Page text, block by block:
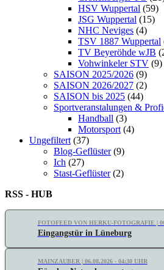
HSV Wuppertal (59)
JSG Wuppertal (15)
NHC Neviges (4)
TSV 1887 Wuppertal
TV Beyeröhde wJB
Vohwinkeler STV (9)
SAISON 2025/2026 (9)
SAISON 2026/2027 (2)
SAISON bis 2025 (44)
Sportveranstalungen &
Handball (3)
Motorsport (4)
Ungefiltert (37)
Blog-Geflüster(9)
Ich (27)
Stast-Geflüster(2)
RSS - HUB
FOTOFEED VON HERKU-FOTOGRAFIE |
Eingangstür in Lüneburg
MAINZAUBER | 06.08.2026 - 04:30 UHR